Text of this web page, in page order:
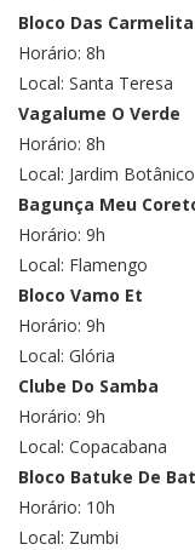
Bloco Das
Horário: 8h
Local: Santa Teresa
Vagalume O Verde
Horário: 8h
Local: Jardim Botânico
Bagunça Meu
Horário: 9h
Local: Flamengo
Bloco Vamo Et
Horário: 9h
Local: Glória
Clube Do Samba
Horário: 9h
Local: Copacabana
Bloco Batuke De
Horário: 10h
Local: Zumbi